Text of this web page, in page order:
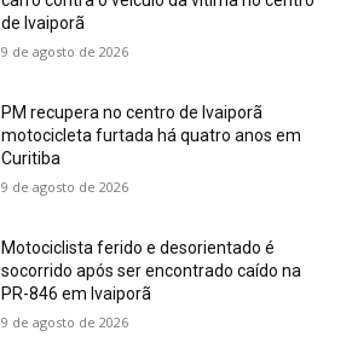
de Ivaiporã
9 de agosto de 2026
PM recupera no centro de Ivaiporã
motocicleta furtada há quatro anos em
Curitiba
9 de agosto de 2026
Motociclista ferido e desorientado é
socorrido após ser encontrado caído na
PR-846 em Ivaiporã
9 de agosto de 2026